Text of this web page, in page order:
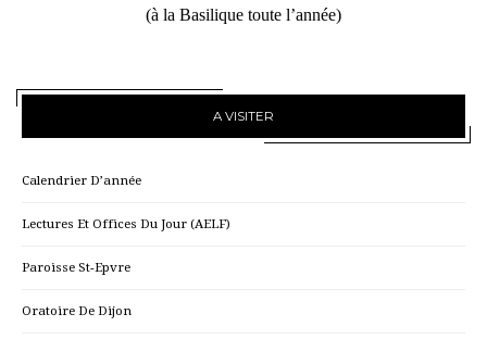
(à la Basilique toute l’année)
A VISITER
Calendrier D’année
Lectures Et Offices Du Jour (AELF)
Paroisse St-Epvre
Oratoire De Dijon